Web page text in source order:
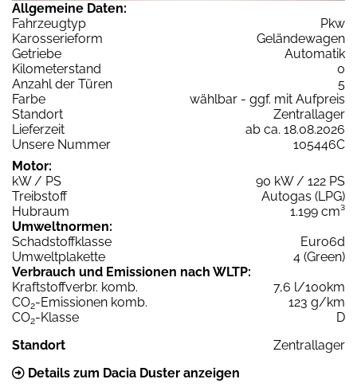
Allgemeine Daten:
Fahrzeugtyp
Pkw
Karosserieform
Geländewagen
Getriebe
Automatik
Kilometerstand
0
Anzahl der Türen
5
Farbe
wählbar - ggf. mit Aufpreis
Standort
Zentrallager
Lieferzeit
ab ca. 18.08.2026
Unsere Nummer
105446C
Motor:
kW / PS
90 kW / 122 PS
Treibstoff
Autogas (LPG)
Hubraum
1.199 cm³
Umweltnormen:
Schadstoffklasse
Euro6d
Umweltplakette
4 (Green)
Verbrauch und Emissionen nach WLTP:
Kraftstoffverbr. komb.
7,6 l/100km
CO2-Emissionen komb.
123 g/km
CO2-Klasse
D
Standort
Zentrallager
Details zum Dacia Duster anzeigen